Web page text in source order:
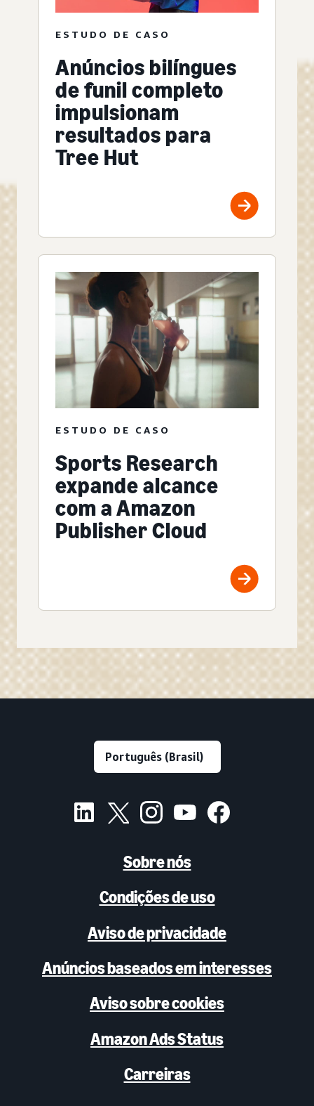
ESTUDO DE CASO
Anúncios bilíngues
de funil completo
impulsionam
resultados para
Tree Hut
ESTUDO DE CASO
Sports Research
expande alcance
com a Amazon
Publisher Cloud
Sobre nós
Condições de uso
Aviso de privacidade
Anúncios baseados em interesses
Aviso sobre cookies
Amazon Ads Status
Carreiras